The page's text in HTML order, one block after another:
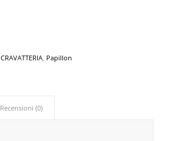
CRAVATTERIA, Papillon
Recensioni (0)